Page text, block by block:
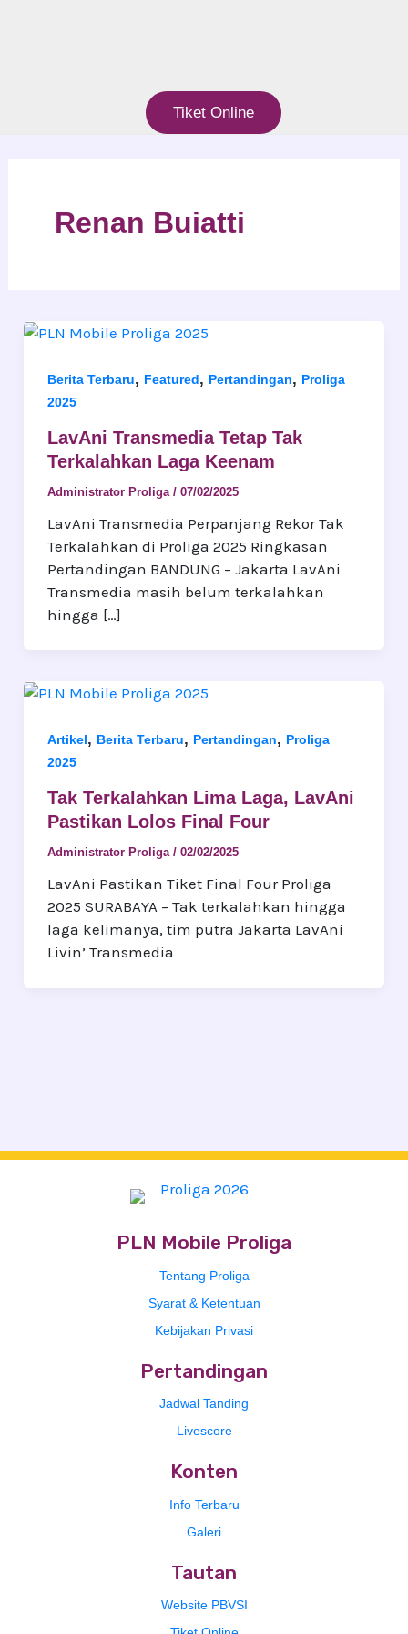
Tiket Online
Renan Buiatti
Berita Terbaru, Featured, Pertandingan, Proliga
2025
LavAni Transmedia Tetap Tak
Terkalahkan Laga Keenam
Administrator Proliga / 07/02/2025
LavAni Transmedia Perpanjang Rekor Tak
Terkalahkan di Proliga 2025 Ringkasan
Pertandingan BANDUNG – Jakarta LavAni
Transmedia masih belum terkalahkan
hingga […]
Artikel, Berita Terbaru, Pertandingan, Proliga
2025
Tak Terkalahkan Lima Laga, LavAni
Pastikan Lolos Final Four
Administrator Proliga / 02/02/2025
LavAni Pastikan Tiket Final Four Proliga
2025 SURABAYA – Tak terkalahkan hingga
laga kelimanya, tim putra Jakarta LavAni
Livin’ Transmedia
PLN Mobile Proliga
Tentang Proliga
Syarat & Ketentuan
Kebijakan Privasi
Pertandingan
Jadwal Tanding
Livescore
Konten
Info Terbaru
Galeri
Tautan
Website PBVSI